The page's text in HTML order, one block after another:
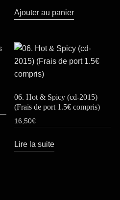
Ajouter au panier
06. Hot & Spicy (cd-2015)
(Frais de port 1.5€ compris)
16,50€
Lire la suite